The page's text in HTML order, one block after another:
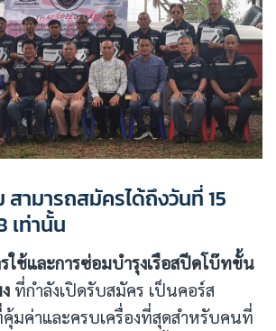
สามารถสมัครได้ถึงวันที่ 15
เท่านั้น
ใช้และการซ่อมบำรุงเรือสปีดโบ๊ทขั้น
ที่กำลังเปิดรับสมัคร เป็นคอร์ส
มค่าและครบเครื่องที่สุดสำหรับคนที่